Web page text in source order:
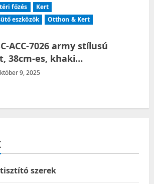
főzés
Kert
eszközök
Otthon & Kert
ACC-7026 army stílusú
38cm-es, khaki…
9, 2025
szerek